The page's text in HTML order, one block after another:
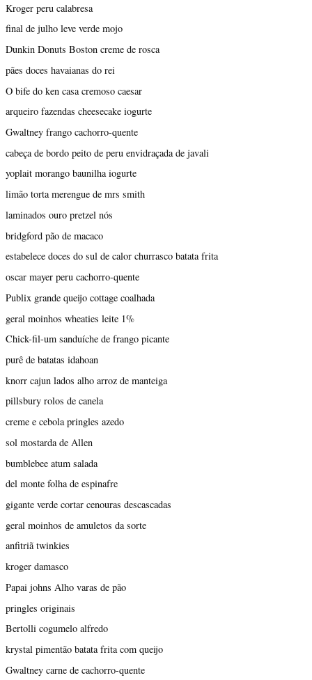
Kroger peru calabresa
final de julho leve verde mojo
Dunkin Donuts Boston creme de rosca
pães doces havaianas do rei
O bife do ken casa cremoso caesar
arqueiro fazendas cheesecake iogurte
Gwaltney frango cachorro-quente
cabeça de bordo peito de peru envidraçada de javali
yoplait morango baunilha iogurte
limão torta merengue de mrs smith
laminados ouro pretzel nós
bridgford pão de macaco
estabelece doces do sul de calor churrasco batata frita
oscar mayer peru cachorro-quente
Publix grande queijo cottage coalhada
geral moinhos wheaties leite 1%
Chick-fil-um sanduíche de frango picante
purê de batatas idahoan
knorr cajun lados alho arroz de manteiga
pillsbury rolos de canela
creme e cebola pringles azedo
sol mostarda de Allen
bumblebee atum salada
del monte folha de espinafre
gigante verde cortar cenouras descascadas
geral moinhos de amuletos da sorte
anfitriã twinkies
kroger damasco
Papai johns Alho varas de pão
pringles originais
Bertolli cogumelo alfredo
krystal pimentão batata frita com queijo
Gwaltney carne de cachorro-quente